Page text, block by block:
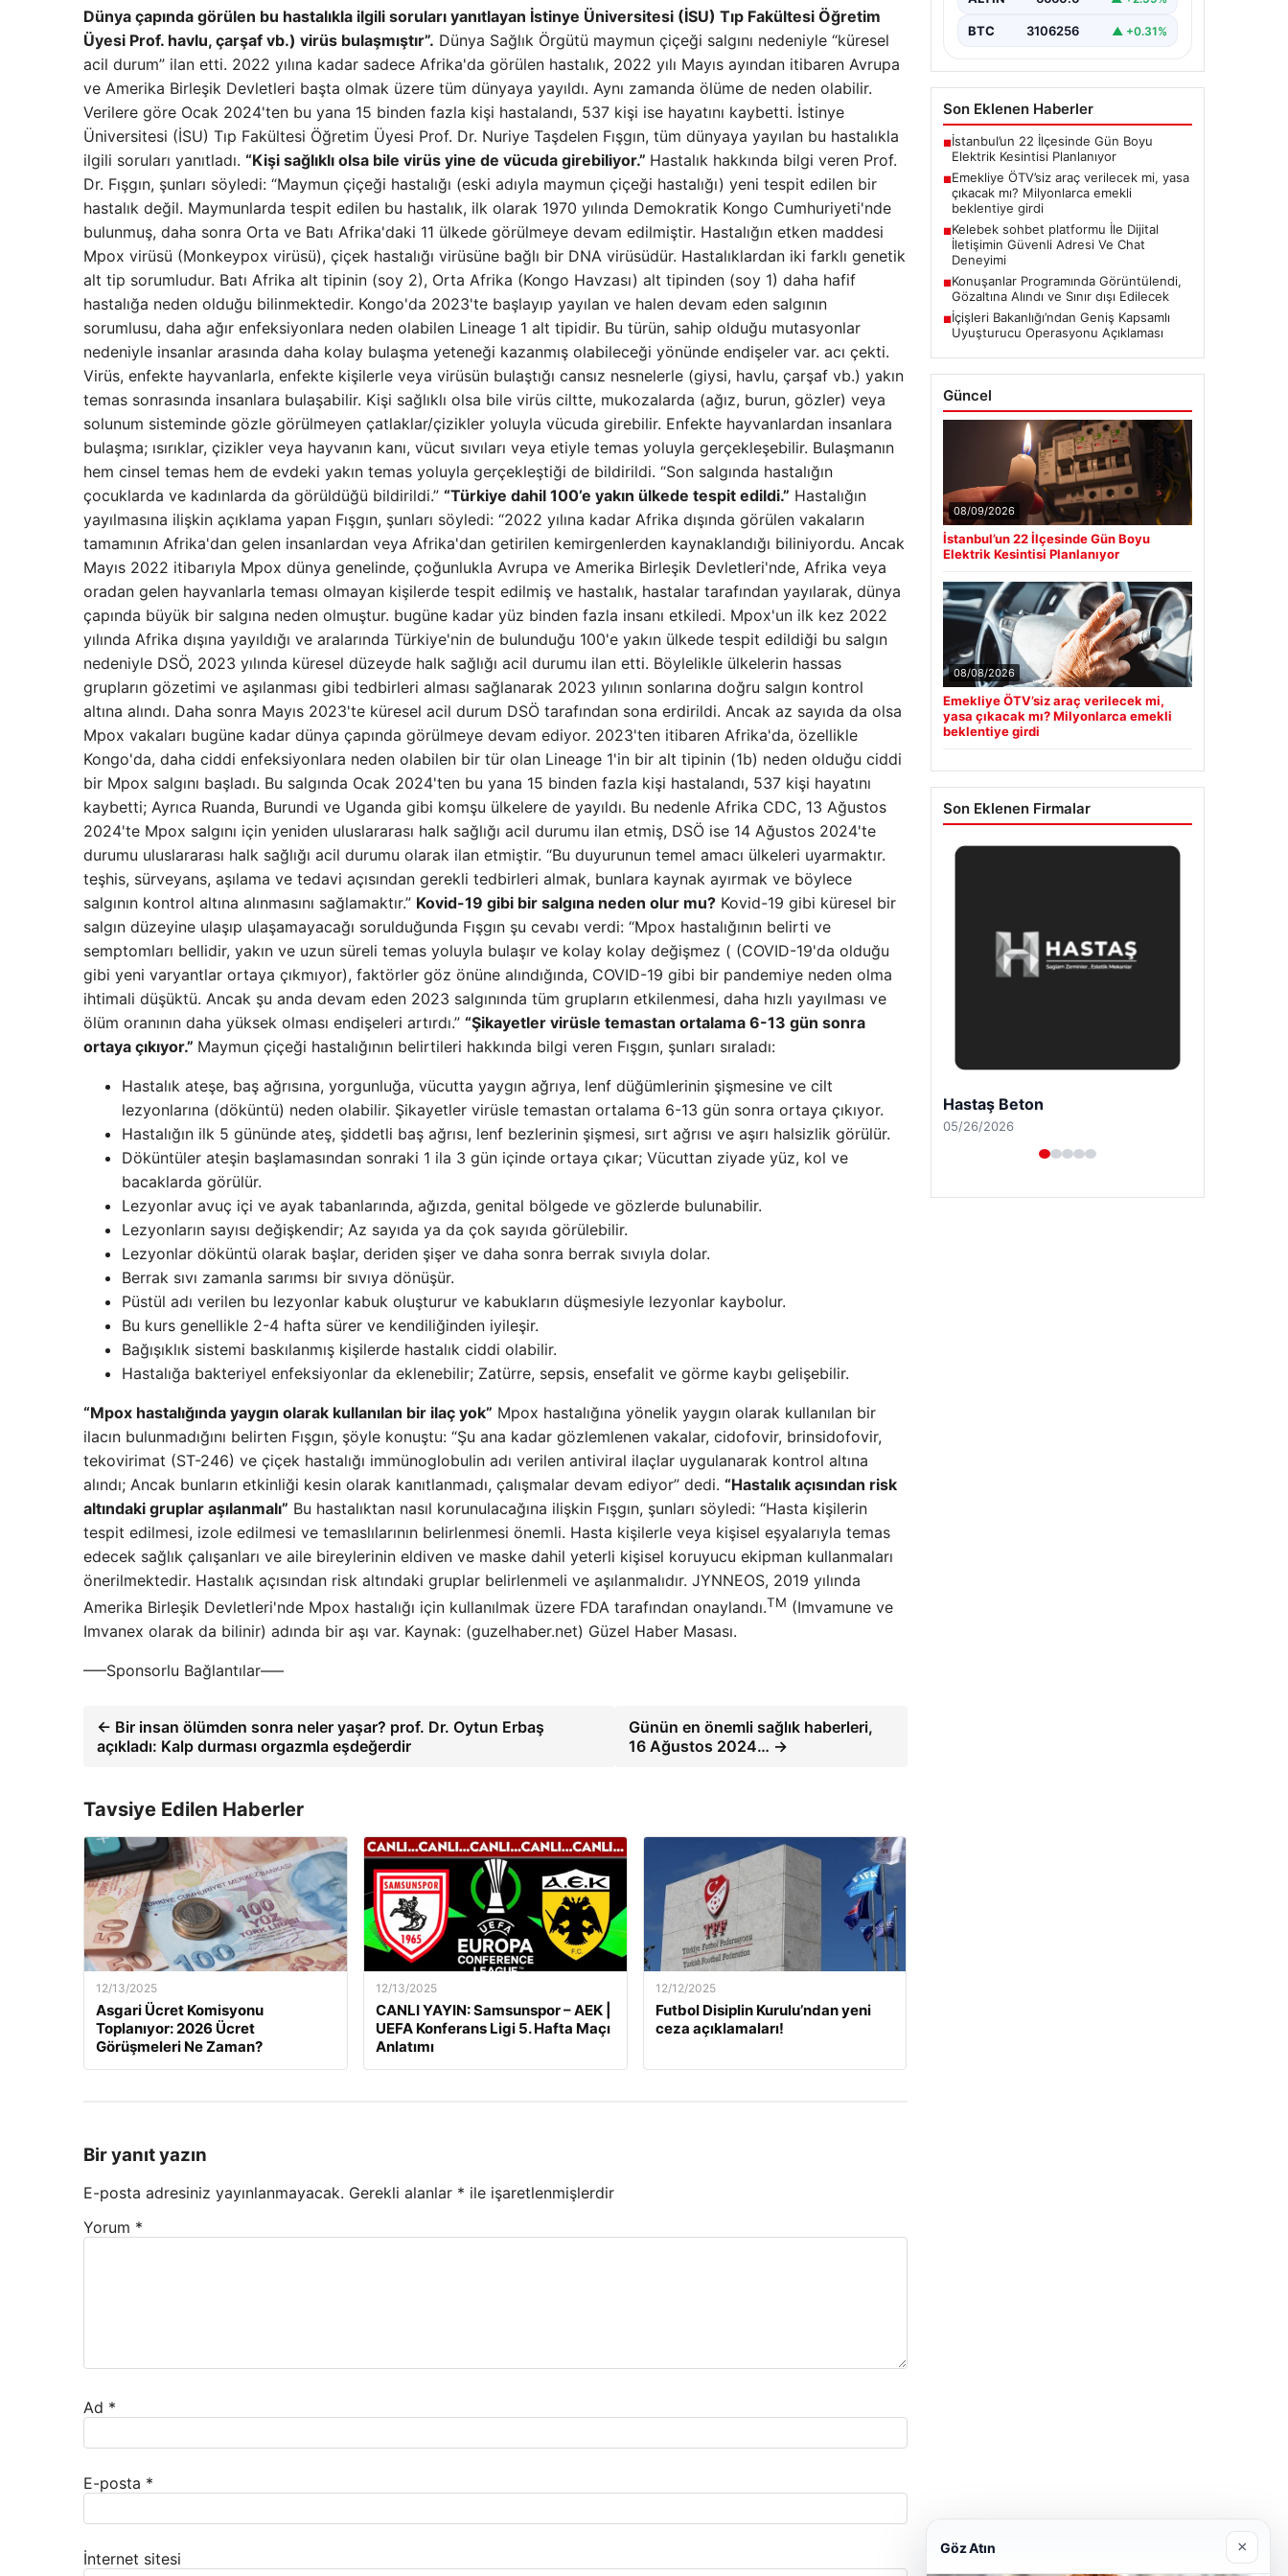
Dünya çapında görülen bu hastalıkla ilgili soruları yanıtlayan İstinye Üniversitesi (İSU) Tıp Fakültesi Öğretim
Üyesi Prof. havlu, çarşaf vb.) virüs bulaşmıştır”. Dünya Sağlık Örgütü maymun çiçeği salgını nedeniyle “küresel
acil durum” ilan etti. 2022 yılına kadar sadece Afrika'da görülen hastalık, 2022 yılı Mayıs ayından itibaren Avrupa
ve Amerika Birleşik Devletleri başta olmak üzere tüm dünyaya yayıldı. Aynı zamanda ölüme de neden olabilir.
Verilere göre Ocak 2024'ten bu yana 15 binden fazla kişi hastalandı, 537 kişi ise hayatını kaybetti. İstinye
Üniversitesi (İSU) Tıp Fakültesi Öğretim Üyesi Prof. Dr. Nuriye Taşdelen Fışgın, tüm dünyaya yayılan bu hastalıkla
ilgili soruları yanıtladı. “Kişi sağlıklı olsa bile virüs yine de vücuda girebiliyor.” Hastalık hakkında bilgi veren Prof.
Dr. Fışgın, şunları söyledi: “Maymun çiçeği hastalığı (eski adıyla maymun çiçeği hastalığı) yeni tespit edilen bir
hastalık değil. Maymunlarda tespit edilen bu hastalık, ilk olarak 1970 yılında Demokratik Kongo Cumhuriyeti'nde
bulunmuş, daha sonra Orta ve Batı Afrika'daki 11 ülkede görülmeye devam edilmiştir. Hastalığın etken maddesi
Mpox virüsü (Monkeypox virüsü), çiçek hastalığı virüsüne bağlı bir DNA virüsüdür. Hastalıklardan iki farklı genetik
alt tip sorumludur. Batı Afrika alt tipinin (soy 2), Orta Afrika (Kongo Havzası) alt tipinden (soy 1) daha hafif
hastalığa neden olduğu bilinmektedir. Kongo'da 2023'te başlayıp yayılan ve halen devam eden salgının
sorumlusu, daha ağır enfeksiyonlara neden olabilen Lineage 1 alt tipidir. Bu türün, sahip olduğu mutasyonlar
nedeniyle insanlar arasında daha kolay bulaşma yeteneği kazanmış olabileceği yönünde endişeler var. acı çekti.
Virüs, enfekte hayvanlarla, enfekte kişilerle veya virüsün bulaştığı cansız nesnelerle (giysi, havlu, çarşaf vb.) yakın
temas sonrasında insanlara bulaşabilir. Kişi sağlıklı olsa bile virüs ciltte, mukozalarda (ağız, burun, gözler) veya
solunum sisteminde gözle görülmeyen çatlaklar/çizikler yoluyla vücuda girebilir. Enfekte hayvanlardan insanlara
bulaşma; ısırıklar, çizikler veya hayvanın kanı, vücut sıvıları veya etiyle temas yoluyla gerçekleşebilir. Bulaşmanın
hem cinsel temas hem de evdeki yakın temas yoluyla gerçekleştiği de bildirildi. “Son salgında hastalığın
çocuklarda ve kadınlarda da görüldüğü bildirildi.” “Türkiye dahil 100’e yakın ülkede tespit edildi.” Hastalığın
yayılmasına ilişkin açıklama yapan Fışgın, şunları söyledi: “2022 yılına kadar Afrika dışında görülen vakaların
tamamının Afrika'dan gelen insanlardan veya Afrika'dan getirilen kemirgenlerden kaynaklandığı biliniyordu. Ancak
Mayıs 2022 itibarıyla Mpox dünya genelinde, çoğunlukla Avrupa ve Amerika Birleşik Devletleri'nde, Afrika veya
oradan gelen hayvanlarla teması olmayan kişilerde tespit edilmiş ve hastalık, hastalar tarafından yayılarak, dünya
çapında büyük bir salgına neden olmuştur. bugüne kadar yüz binden fazla insanı etkiledi. Mpox'un ilk kez 2022
yılında Afrika dışına yayıldığı ve aralarında Türkiye'nin de bulunduğu 100'e yakın ülkede tespit edildiği bu salgın
nedeniyle DSÖ, 2023 yılında küresel düzeyde halk sağlığı acil durumu ilan etti. Böylelikle ülkelerin hassas
grupların gözetimi ve aşılanması gibi tedbirleri alması sağlanarak 2023 yılının sonlarına doğru salgın kontrol
altına alındı. Daha sonra Mayıs 2023'te küresel acil durum DSÖ tarafından sona erdirildi. Ancak az sayıda da olsa
Mpox vakaları bugüne kadar dünya çapında görülmeye devam ediyor. 2023'ten itibaren Afrika'da, özellikle
Kongo'da, daha ciddi enfeksiyonlara neden olabilen bir tür olan Lineage 1'in bir alt tipinin (1b) neden olduğu ciddi
bir Mpox salgını başladı. Bu salgında Ocak 2024'ten bu yana 15 binden fazla kişi hastalandı, 537 kişi hayatını
kaybetti; Ayrıca Ruanda, Burundi ve Uganda gibi komşu ülkelere de yayıldı. Bu nedenle Afrika CDC, 13 Ağustos
2024'te Mpox salgını için yeniden uluslararası halk sağlığı acil durumu ilan etmiş, DSÖ ise 14 Ağustos 2024'te
durumu uluslararası halk sağlığı acil durumu olarak ilan etmiştir. “Bu duyurunun temel amacı ülkeleri uyarmaktır.
teşhis, sürveyans, aşılama ve tedavi açısından gerekli tedbirleri almak, bunlara kaynak ayırmak ve böylece
salgının kontrol altına alınmasını sağlamaktır.” Kovid-19 gibi bir salgına neden olur mu? Kovid-19 gibi küresel bir
salgın düzeyine ulaşıp ulaşamayacağı sorulduğunda Fışgın şu cevabı verdi: “Mpox hastalığının belirti ve
semptomları bellidir, yakın ve uzun süreli temas yoluyla bulaşır ve kolay kolay değişmez ( (COVID-19'da olduğu
gibi yeni varyantlar ortaya çıkmıyor), faktörler göz önüne alındığında, COVID-19 gibi bir pandemiye neden olma
ihtimali düşüktü. Ancak şu anda devam eden 2023 salgınında tüm grupların etkilenmesi, daha hızlı yayılması ve
ölüm oranının daha yüksek olması endişeleri artırdı.” “Şikayetler virüsle temastan ortalama 6-13 gün sonra
ortaya çıkıyor.” Maymun çiçeği hastalığının belirtileri hakkında bilgi veren Fışgın, şunları sıraladı:
Hastalık ateşe, baş ağrısına, yorgunluğa, vücutta yaygın ağrıya, lenf düğümlerinin şişmesine ve cilt
lezyonlarına (döküntü) neden olabilir. Şikayetler virüsle temastan ortalama 6-13 gün sonra ortaya çıkıyor.
Hastalığın ilk 5 gününde ateş, şiddetli baş ağrısı, lenf bezlerinin şişmesi, sırt ağrısı ve aşırı halsizlik görülür.
Döküntüler ateşin başlamasından sonraki 1 ila 3 gün içinde ortaya çıkar; Vücuttan ziyade yüz, kol ve
bacaklarda görülür.
Lezyonlar avuç içi ve ayak tabanlarında, ağızda, genital bölgede ve gözlerde bulunabilir.
Lezyonların sayısı değişkendir; Az sayıda ya da çok sayıda görülebilir.
Lezyonlar döküntü olarak başlar, deriden şişer ve daha sonra berrak sıvıyla dolar.
Berrak sıvı zamanla sarımsı bir sıvıya dönüşür.
Püstül adı verilen bu lezyonlar kabuk oluşturur ve kabukların düşmesiyle lezyonlar kaybolur.
Bu kurs genellikle 2-4 hafta sürer ve kendiliğinden iyileşir.
Bağışıklık sistemi baskılanmış kişilerde hastalık ciddi olabilir.
Hastalığa bakteriyel enfeksiyonlar da eklenebilir; Zatürre, sepsis, ensefalit ve görme kaybı gelişebilir.
“Mpox hastalığında yaygın olarak kullanılan bir ilaç yok” Mpox hastalığına yönelik yaygın olarak kullanılan bir
ilacın bulunmadığını belirten Fışgın, şöyle konuştu: “Şu ana kadar gözlemlenen vakalar, cidofovir, brinsidofovir,
tekovirimat (ST-246) ve çiçek hastalığı immünoglobulin adı verilen antiviral ilaçlar uygulanarak kontrol altına
alındı; Ancak bunların etkinliği kesin olarak kanıtlanmadı, çalışmalar devam ediyor” dedi. “Hastalık açısından risk
altındaki gruplar aşılanmalı” Bu hastalıktan nasıl korunulacağına ilişkin Fışgın, şunları söyledi: “Hasta kişilerin
tespit edilmesi, izole edilmesi ve temaslılarının belirlenmesi önemli. Hasta kişilerle veya kişisel eşyalarıyla temas
edecek sağlık çalışanları ve aile bireylerinin eldiven ve maske dahil yeterli kişisel koruyucu ekipman kullanmaları
önerilmektedir. Hastalık açısından risk altındaki gruplar belirlenmeli ve aşılanmalıdır. JYNNEOS, 2019 yılında
Amerika Birleşik Devletleri'nde Mpox hastalığı için kullanılmak üzere FDA tarafından onaylandı.TM (Imvamune ve
Imvanex olarak da bilinir) adında bir aşı var. Kaynak: (guzelhaber.net) Güzel Haber Masası.
—–Sponsorlu Bağlantılar—–
← Bir insan ölümden sonra neler yaşar? prof. Dr. Oytun Erbaş
açıkladı: Kalp durması orgazmla eşdeğerdir
Günün en önemli sağlık haberleri,
16 Ağustos 2024… →
Tavsiye Edilen Haberler
12/13/2025
Asgari Ücret Komisyonu
Toplanıyor: 2026 Ücret
Görüşmeleri Ne Zaman?
12/13/2025
CANLI YAYIN: Samsunspor – AEK |
UEFA Konferans Ligi 5. Hafta Maçı
Anlatımı
12/12/2025
Futbol Disiplin Kurulu’ndan yeni
ceza açıklamaları!
Bir yanıt yazın
E-posta adresiniz yayınlanmayacak. Gerekli alanlar * ile işaretlenmişlerdir
Yorum *
Ad *
E-posta *
İnternet sitesi
BTC 3106256 ▲ +0.31%
Son Eklenen Haberler
■İstanbul’un 22 İlçesinde Gün Boyu
Elektrik Kesintisi Planlanıyor
■Emekliye ÖTV’siz araç verilecek mi, yasa
çıkacak mı? Milyonlarca emekli
beklentiye girdi
■Kelebek sohbet platformu İle Dijital
İletişimin Güvenli Adresi Ve Chat
Deneyimi
■Konuşanlar Programında Görüntülendi,
Gözaltına Alındı ve Sınır dışı Edilecek
■İçişleri Bakanlığı’ndan Geniş Kapsamlı
Uyuşturucu Operasyonu Açıklaması
Güncel
08/09/2026
İstanbul’un 22 İlçesinde Gün Boyu
Elektrik Kesintisi Planlanıyor
08/08/2026
Emekliye ÖTV’siz araç verilecek mi,
yasa çıkacak mı? Milyonlarca emekli
beklentiye girdi
Son Eklenen Firmalar
Enes Kaplan Avukatlık Bürosu
04/28/2026
Göz Atın ×